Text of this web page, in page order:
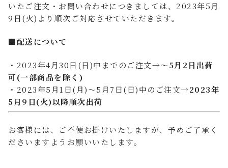
いたご注文・お問い合わせにつきましては、2023年5月
9日(火)より順次ご対応させていただきます。
■配送について
・2023年4月30日(日)中までのご注文→～5月2日出荷
可(一部商品を除く)
・2023年5月1日(月)～5月7日(日)中のご注文→2023年
5月9日(火)以降順次出荷
お客様には、ご不便お掛けいたしますが、予めご了承く
ださいますようお願いいたします。